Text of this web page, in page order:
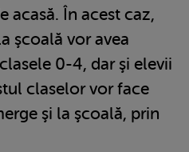
acasă. În acest caz,
şcoală vor avea
0-4, dar şi elevii
claselor vor face
şi la şcoală, prin